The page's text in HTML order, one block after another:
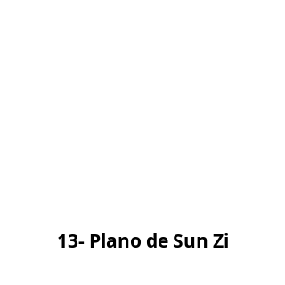
13- Plano de Sun Zi